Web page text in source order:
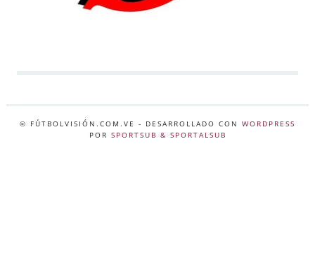
© FÚTBOLVISIÓN.COM.VE - DESARROLLADO CON WORDPRESS
POR SPORTSUB & SPORTALSUB